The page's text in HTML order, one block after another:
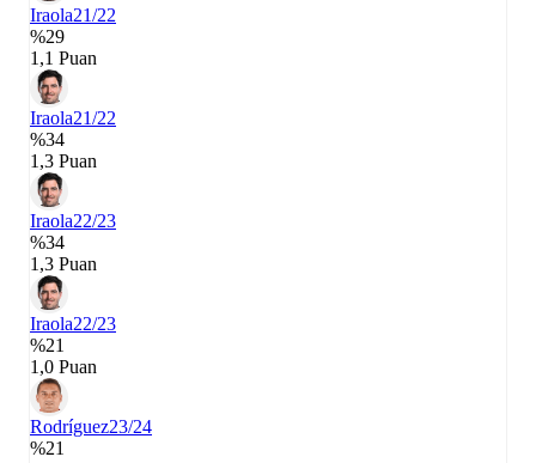
Iraola21/22
%29
1,1 Puan
Iraola21/22
%34
1,3 Puan
Iraola22/23
%34
1,3 Puan
Iraola22/23
%21
1,0 Puan
Rodríguez23/24
%21